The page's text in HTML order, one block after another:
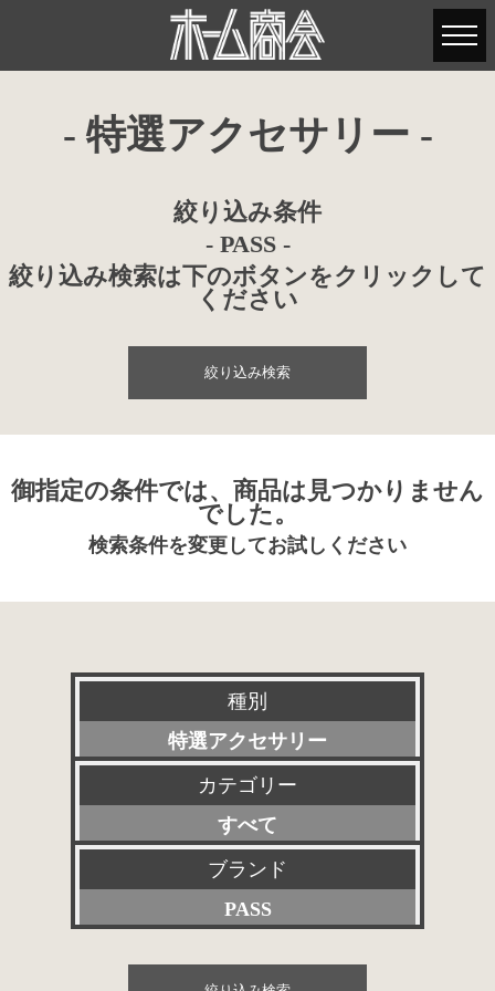
- 特選アクセサリー -
絞り込み条件
- PASS -
絞り込み検索は下のボタンをクリックして
ください
絞り込み検索
御指定の条件では、商品は見つかりません
でした。
検索条件を変更してお試しください
種別
特選アクセサリー
新品
委託販売品
特価品
その他委託販売品
カテゴリー
すべて
プリアンプ
パワーアンプ
プリメインアンプ
ブランド
PASS